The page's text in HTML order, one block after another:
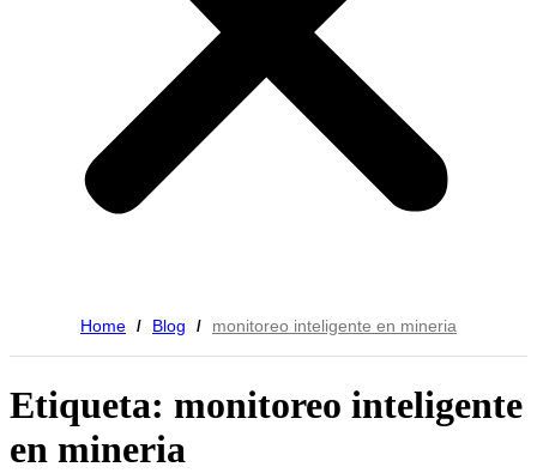
Home / Blog / monitoreo inteligente en mineria
Etiqueta: monitoreo inteligente
en mineria